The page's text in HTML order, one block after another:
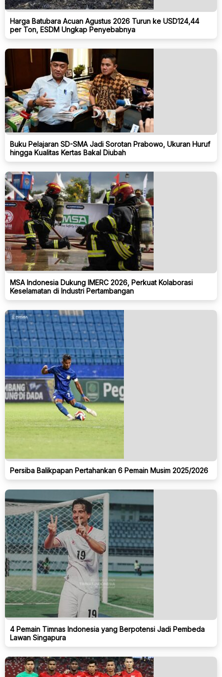
Harga Batubara Acuan Agustus 2026 Turun ke USD124,44
per Ton, ESDM Ungkap Penyebabnya
Buku Pelajaran SD-SMA Jadi Sorotan Prabowo, Ukuran Huruf
hingga Kualitas Kertas Bakal Diubah
MSA Indonesia Dukung IMERC 2026, Perkuat Kolaborasi
Keselamatan di Industri Pertambangan
Persiba Balikpapan Pertahankan 6 Pemain Musim 2025/2026
4 Pemain Timnas Indonesia yang Berpotensi Jadi Pembeda
Lawan Singapura